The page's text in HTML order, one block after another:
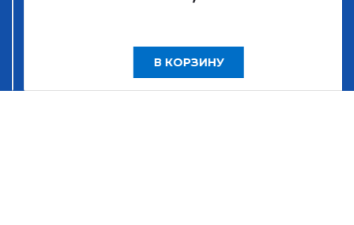
В КОРЗИНУ